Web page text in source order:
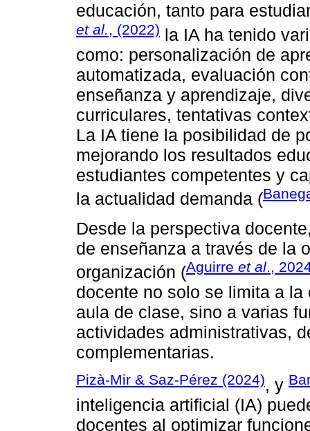
educación, tanto para
et al., (2022) la IA ha tenido
como: personalización de
automatizada, evaluación
enseñanza y aprendizaje,
curriculares, tentativas
La IA tiene la posibilidad de
mejorando los resultados
estudiantes competentes y
la actualidad demanda (
Desde la perspectiva
de enseñanza a través de la
organización (Aguirre et al .,
docente no solo se limita a
aula de clase, sino a varias
actividades administrativas,
complementarias.
Pizà-Mir & Saz-Pérez (2024), y
inteligencia artificial (IA)
docentes al optimizar